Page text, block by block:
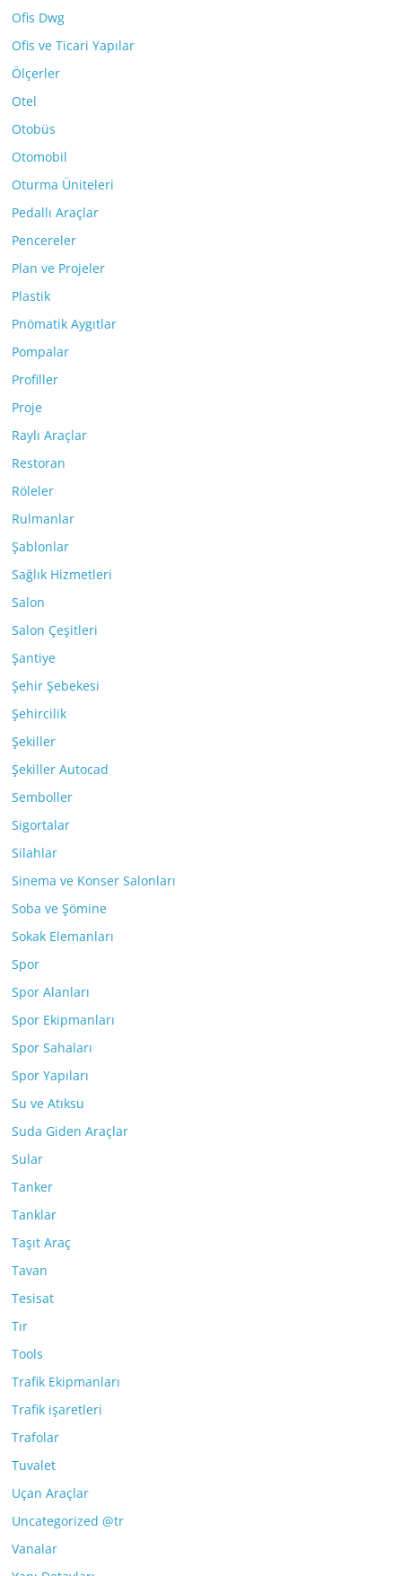
Ofis Dwg
Ofis ve Ticari Yapılar
Ölçerler
Otel
Otobüs
Otomobil
Oturma Üniteleri
Pedallı Araçlar
Pencereler
Plan ve Projeler
Plastik
Pnömatik Aygıtlar
Pompalar
Profiller
Proje
Raylı Araçlar
Restoran
Röleler
Rulmanlar
Şablonlar
Sağlık Hizmetleri
Salon
Salon Çeşitleri
Şantiye
Şehir Şebekesi
Şehircilik
Şekiller
Şekiller Autocad
Semboller
Sigortalar
Silahlar
Sinema ve Konser Salonları
Soba ve Şömine
Sokak Elemanları
Spor
Spor Alanları
Spor Ekipmanları
Spor Sahaları
Spor Yapıları
Su ve Atıksu
Suda Giden Araçlar
Sular
Tanker
Tanklar
Taşıt Araç
Tavan
Tesisat
Tır
Tools
Trafik Ekipmanları
Trafik işaretleri
Trafolar
Tuvalet
Uçan Araçlar
Uncategorized @tr
Vanalar